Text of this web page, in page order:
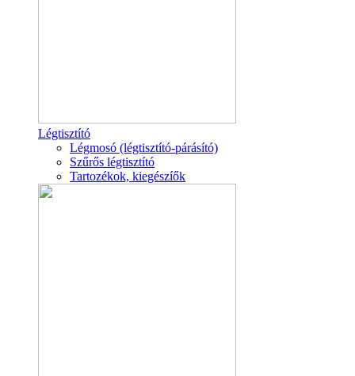
Légtisztító
Légmosó (légtisztító-párásító)
Szűrős légtisztító
Tartozékok, kiegészíők